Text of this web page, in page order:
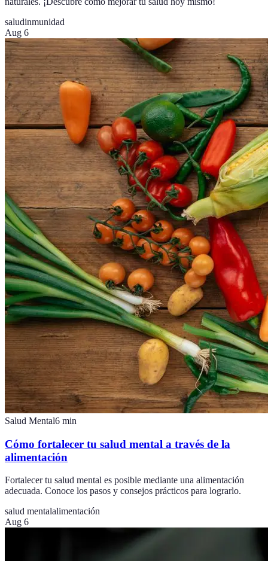
saludinmunidad
Aug 6
Salud Mental6 min
Cómo fortalecer tu salud mental a través de la
alimentación
Fortalecer tu salud mental es posible mediante una alimentación
adecuada. Conoce los pasos y consejos prácticos para lograrlo.
salud mentalalimentación
Aug 6